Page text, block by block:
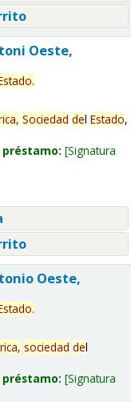
Oeste,
.
Sociedad del Estado,
Signatura
Oeste,
.
sociedad del
Signatura